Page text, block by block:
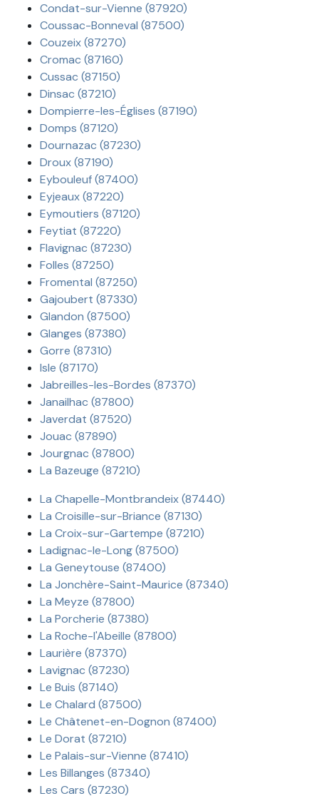
Condat-sur-Vienne (87920)
Coussac-Bonneval (87500)
Couzeix (87270)
Cromac (87160)
Cussac (87150)
Dinsac (87210)
Dompierre-les-Églises (87190)
Domps (87120)
Dournazac (87230)
Droux (87190)
Eybouleuf (87400)
Eyjeaux (87220)
Eymoutiers (87120)
Feytiat (87220)
Flavignac (87230)
Folles (87250)
Fromental (87250)
Gajoubert (87330)
Glandon (87500)
Glanges (87380)
Gorre (87310)
Isle (87170)
Jabreilles-les-Bordes (87370)
Janailhac (87800)
Javerdat (87520)
Jouac (87890)
Jourgnac (87800)
La Bazeuge (87210)
La Chapelle-Montbrandeix (87440)
La Croisille-sur-Briance (87130)
La Croix-sur-Gartempe (87210)
Ladignac-le-Long (87500)
La Geneytouse (87400)
La Jonchère-Saint-Maurice (87340)
La Meyze (87800)
La Porcherie (87380)
La Roche-l'Abeille (87800)
Laurière (87370)
Lavignac (87230)
Le Buis (87140)
Le Chalard (87500)
Le Châtenet-en-Dognon (87400)
Le Dorat (87210)
Le Palais-sur-Vienne (87410)
Les Billanges (87340)
Les Cars (87230)